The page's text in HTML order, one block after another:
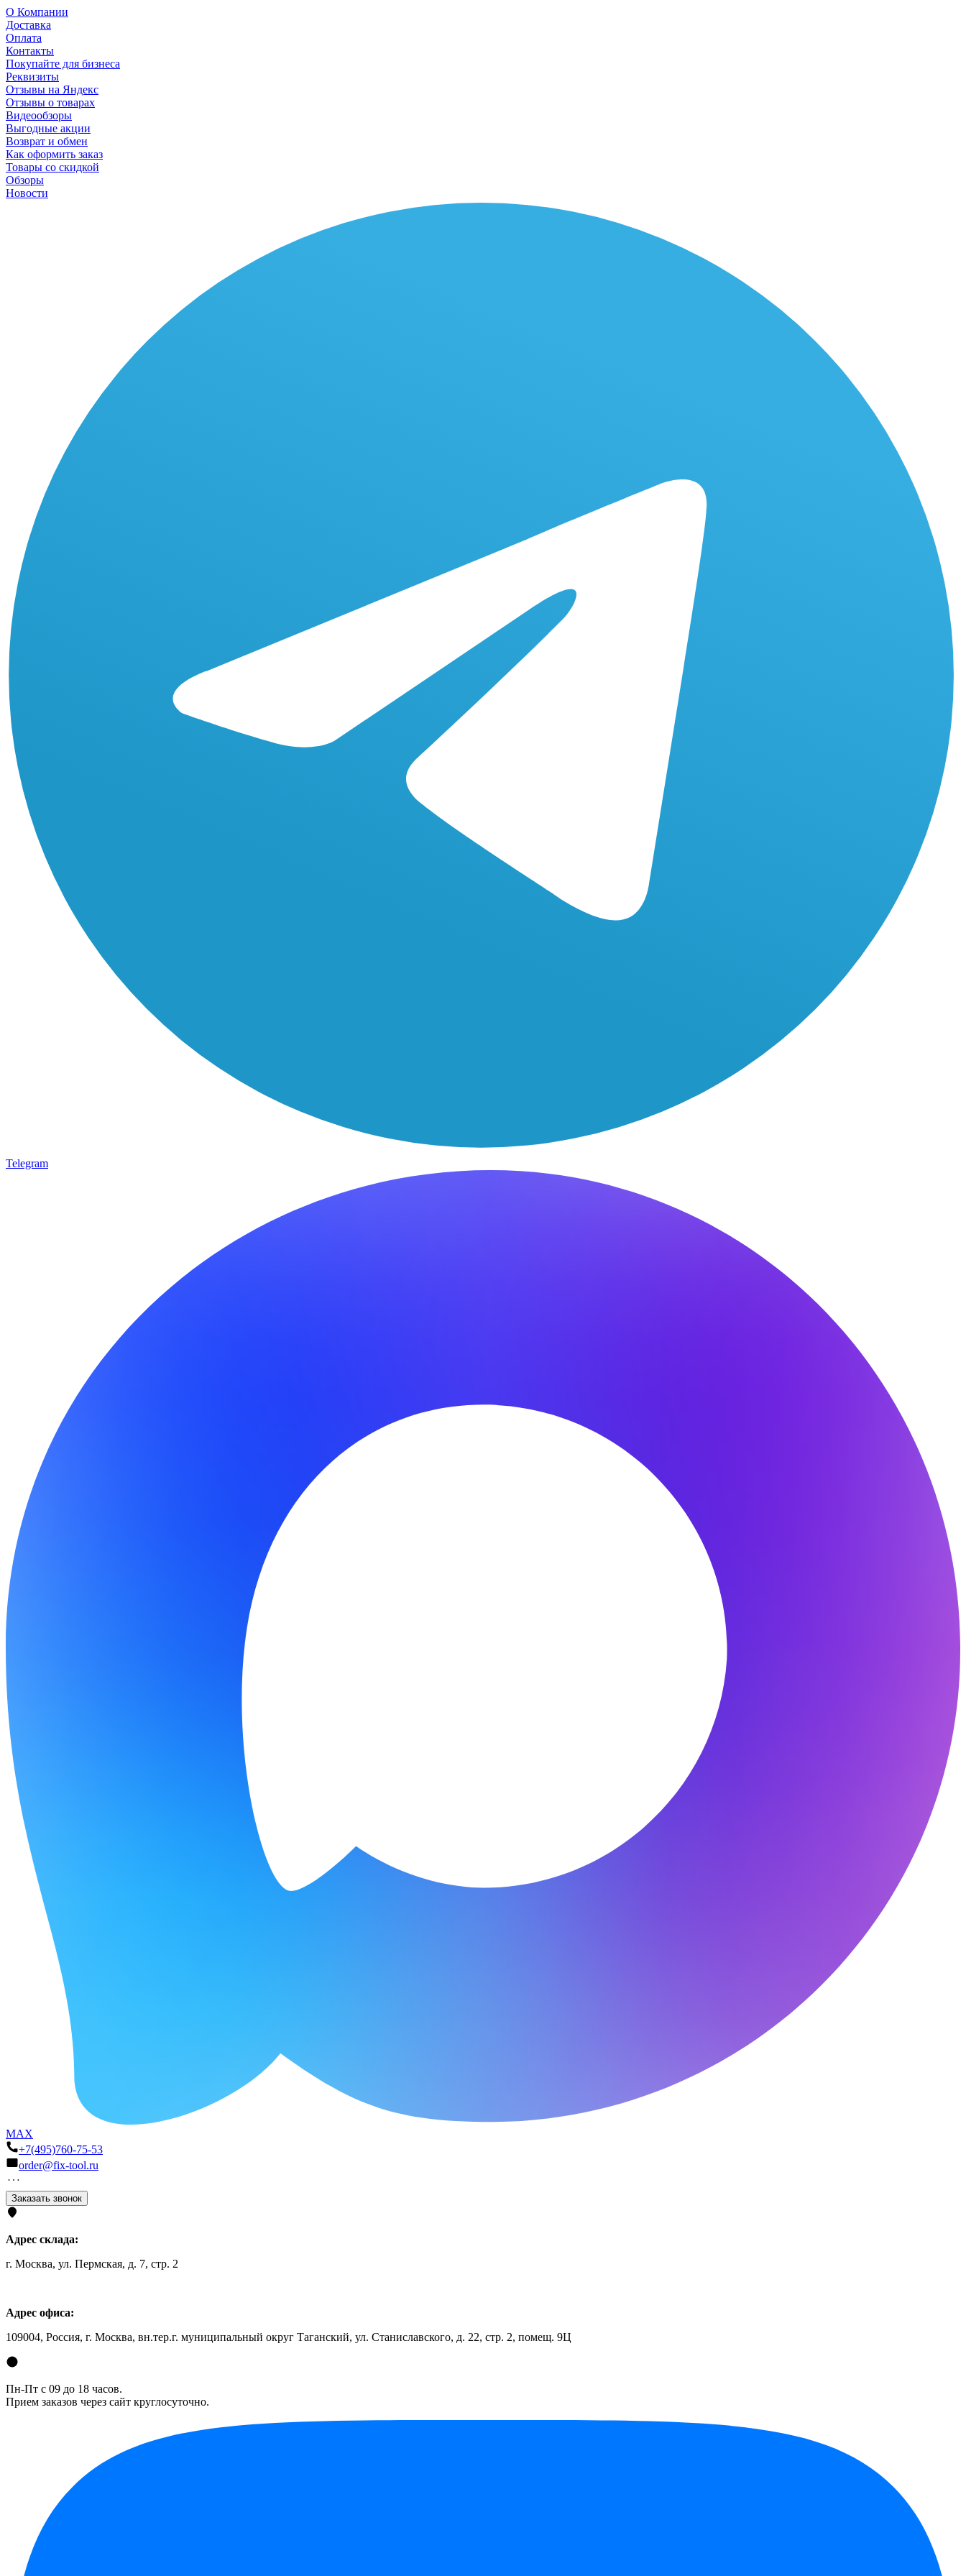
О Компании
Доставка
Оплата
Контакты
Покупайте для бизнеса
Реквизиты
Отзывы на Яндекс
Отзывы о товарах
Видеообзоры
Выгодные акции
Возврат и обмен
Как оформить заказ
Товары со скидкой
Обзоры
Новости
Telegram
MAX
+7(495)760-75-53
order@fix-tool.ru
Заказать звонок
Адрес склада:
г. Москва, ул. Пермская, д. 7, стр. 2
Адрес офиса:
109004, Россия, г. Москва, вн.тер.г. муниципальный округ Таганский, ул. Станиславского, д. 22, стр. 2, помещ. 9Ц
Пн-Пт с 09 до 18 часов.
Прием заказов через сайт круглосуточно.